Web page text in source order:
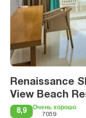
Renaissance
View Beach
8,9
Очень хорошо
7059